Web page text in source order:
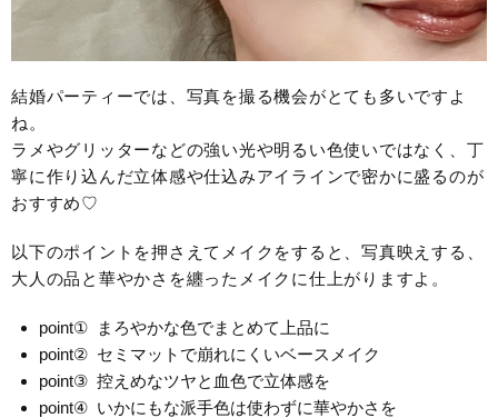
結婚パーティーでは、写真を撮る機会がとても多いですよ
ね。
ラメやグリッターなどの強い光や明るい色使いではなく、丁
寧に作り込んだ立体感や仕込みアイラインで密かに盛るのが
おすすめ♡
以下のポイントを押さえてメイクをすると、写真映えする、
大人の品と華やかさを纏ったメイクに仕上がりますよ。
point① まろやかな色でまとめて上品に
point② セミマットで崩れにくいベースメイク
point③ 控えめなツヤと血色で立体感を
point④ いかにもな派手色は使わずに華やかさを